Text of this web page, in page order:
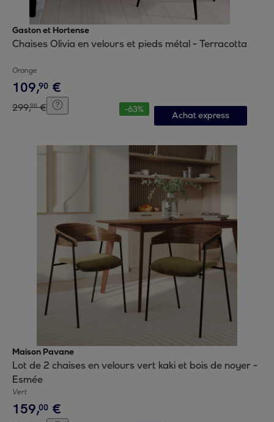
Gaston et Hortense
Chaises Olivia en velours et pieds métal - Terracotta
Orange
109,90 €
299,90 € -63%
Achat express
Maison Pavane
Lot de 2 chaises en velours vert kaki et bois de noyer -
Esmée
Vert
159,00 €